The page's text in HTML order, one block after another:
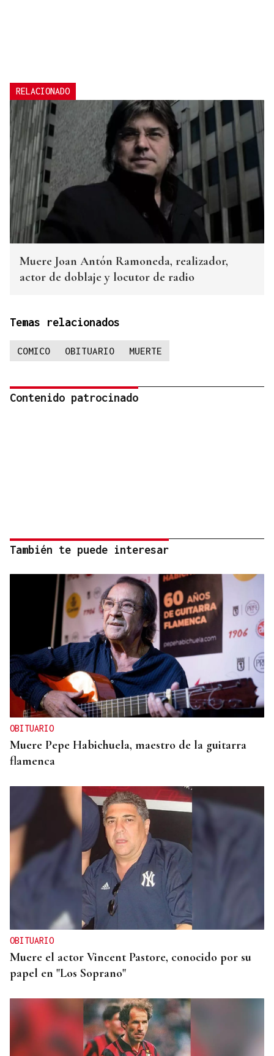
RELACIONADO
Muere Joan Antón Ramoneda, realizador,
actor de doblaje y locutor de radio
Temas relacionados
COMICO OBITUARIO MUERTE
Contenido patrocinado
También te puede interesar
OBITUARIO
Muere Pepe Habichuela, maestro de la guitarra
flamenca
OBITUARIO
Muere el actor Vincent Pastore, conocido por su
papel en "Los Soprano"